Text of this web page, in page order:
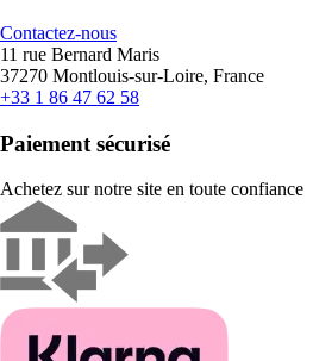
Contactez-nous
11 rue Bernard Maris
37270 Montlouis-sur-Loire, France
+33 1 86 47 62 58
Paiement sécurisé
Achetez sur notre site en toute confiance